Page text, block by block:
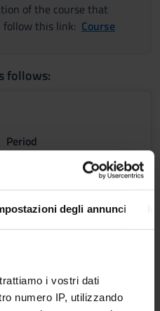
degli annunci
trattiamo i vostri dati
numero IP, utilizzando
of the course that
follow this link: Course
follows:
Period